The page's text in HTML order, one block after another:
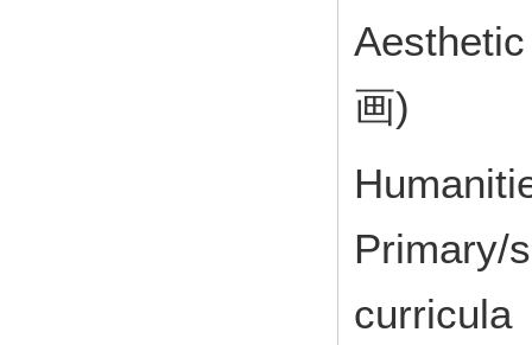
画)
Primary/
curricula